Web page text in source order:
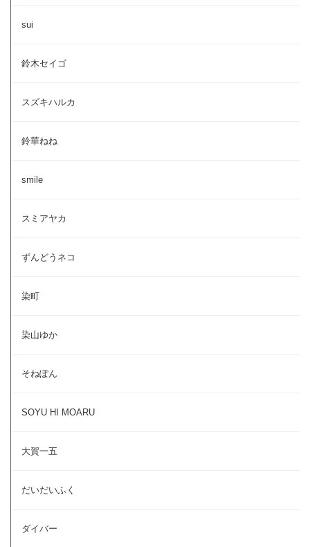
sui
鈴木セイゴ
スズキハルカ
鈴華ねね
smile
スミアヤカ
ずんどうネコ
染町
染山ゆか
そねぽん
SOYU HI MOARU
大賀一五
だいだいふく
ダイバー